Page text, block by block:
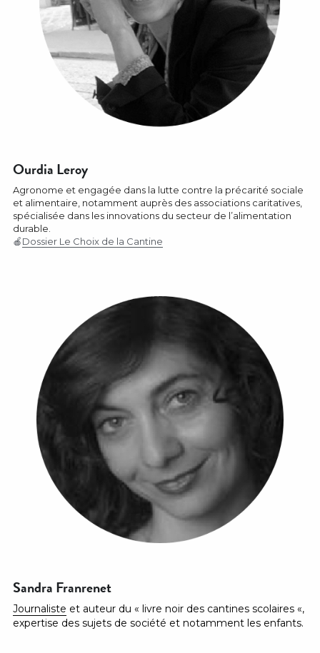
Ourdia Leroy
Agronome et engagée dans la lutte contre la précarité sociale
et alimentaire, notamment auprès des associations caritatives,
spécialisée dans les innovations du secteur de l’alimentation
durable.
🍎Dossier Le Choix de la Cantine
Sandra Franrenet
Journaliste et auteur du « livre noir des cantines scolaires «,
expertise des sujets de société et notamment les enfants.